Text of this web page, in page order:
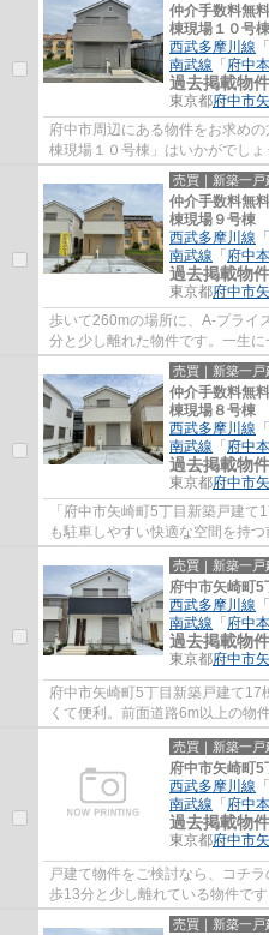
仲介手数料無
棟現場１０号棟
西武多摩川線 「
南武線 「 府中
過去掲載物件
東京都府中市
府中市周辺にある物件をお求め
棟現場１０号棟」はいかがでし
上なので安心です。駅まで歩い
売買｜新築一戸
仲介手数料無
棟現場９号棟
西武多摩川線 「
南武線 「 府中
過去掲載物件
東京都府中市
歩いて260mの場所に、A-プライ
分と少し離れた物件です。一生
てで。車も駐車しやすい快適な空
売買｜新築一戸
仲介手数料無
棟現場８号棟
西武多摩川線 「
南武線 「 府中
過去掲載物件
東京都府中市
「府中市矢崎町5丁目新築戸建
も駐車しやすい快適な空間を持
麗な新築戸建ての物件はいかが
売買｜新築一戸
府中市矢崎町
西武多摩川線 「
南武線 「 府中
過去掲載物件
東京都府中市
府中市矢崎町5丁目新築戸建て17
くて便利。前面道路6m以上の物
の戸建て物件となっております
売買｜新築一戸
府中市矢崎町
西武多摩川線 「
南武線 「 府中
過去掲載物件
東京都府中市
戸建て物件をご検討なら、コチ
歩13分と少し離れている物件で
ております。当社で府中市の物件
売買｜新築一戸